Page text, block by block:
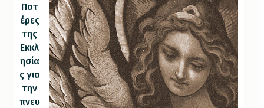
Πατ
έρες
της
Εκκλ
ησία
ς για
την
πνευ